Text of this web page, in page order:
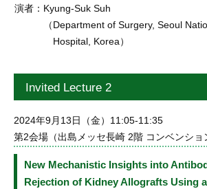
演者： Kyung-Suk Suh
（Department of Surgery, Seoul
Hospital, Korea）
Invited Lecture 2
2024年9月13日（金）11:05-11:35
第2会場（出島メッセ長崎 2階 コンベンショ
New Mechanistic Insights into
Rejection of Kidney Allografts Using